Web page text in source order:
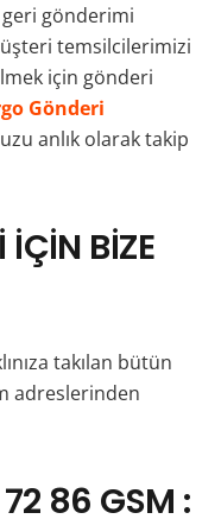
gönderimi
temsilcilerimizi
için gönderi
Gönderi
anlık olarak takip
İÇİN BİZE
takılan bütün
adreslerinden
86 GSM :